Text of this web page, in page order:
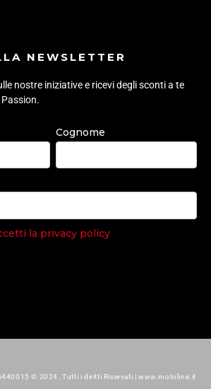
NEWSLETTER
nostre iniziative e ricevi degli sconti a te
Cognome
la privacy policy
© 2024. Tutti i diritti Riservati | www.motoline.it